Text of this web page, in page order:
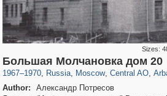
Sizes:
Большая Молчановка дом 20
1967–1970, Russia
1,406,710 29,243
, Moscow
319,864 8,286
, Central AO
160,011 5,916
,
13,485
Author:
Александр Потресов